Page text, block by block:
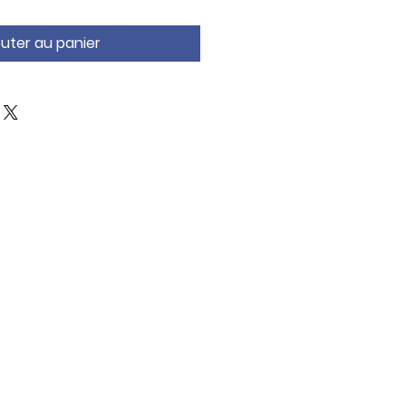
au panier